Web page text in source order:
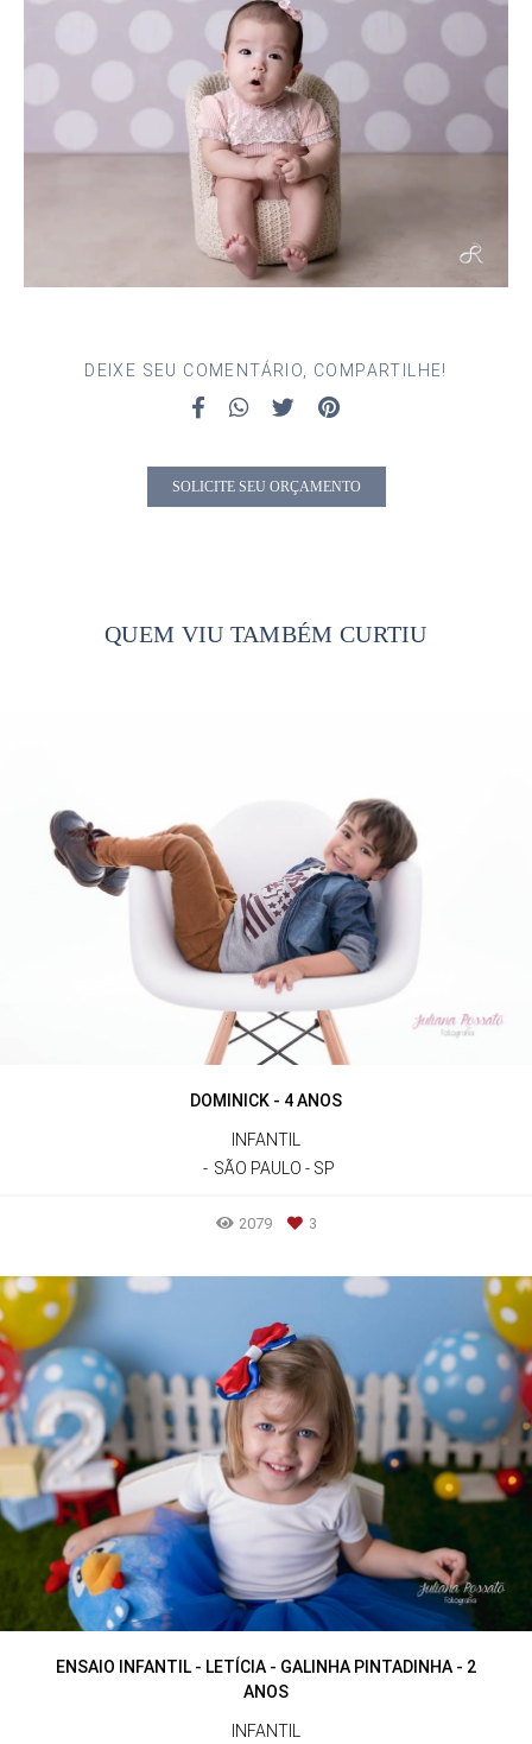
DEIXE SEU COMENTÁRIO, COMPARTILHE!
SOLICITE SEU ORÇAMENTO
QUEM VIU TAMBÉM CURTIU
DOMINICK - 4 ANOS
INFANTIL
SÃO PAULO - SP
2079 3
ENSAIO INFANTIL - LETÍCIA - GALINHA PINTADINHA - 2
ANOS
INFANTIL